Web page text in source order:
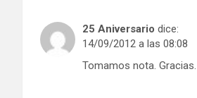
25 Aniversario dice:
14/09/2012 a las 08:08
Tomamos nota. Gracias.